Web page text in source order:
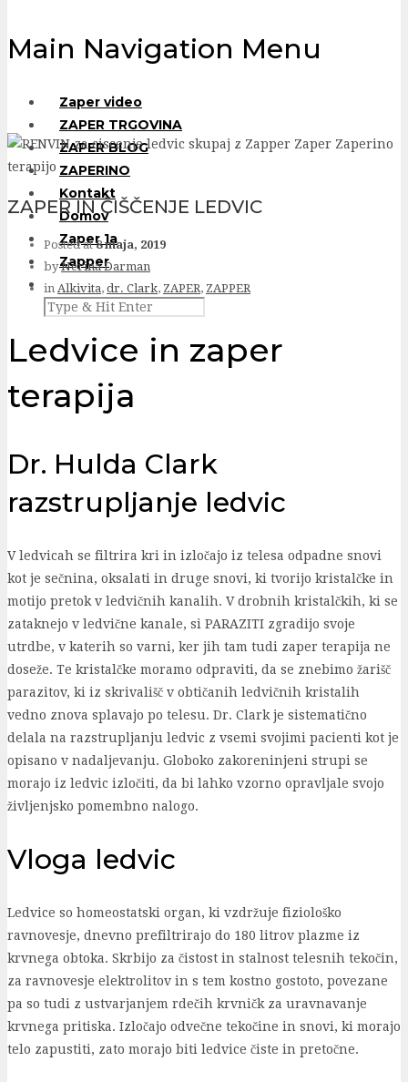
Main Navigation Menu
Zaper video
ZAPER TRGOVINA
ZAPER BLOG
ZAPERINO
Kontakt
Domov
Zaper 1a
Zapper
ZAPER IN ČIŠČENJE LEDVIC
Posted at8 maja, 2019
byNerina Darman
in Alkivita, dr. Clark, ZAPER, ZAPPER
Ledvice in zaper
terapija
Dr. Hulda Clark
razstrupljanje ledvic
V ledvicah se filtrira kri in izločajo iz telesa odpadne snovi
kot je sečnina, oksalati in druge snovi, ki tvorijo kristalčke in
motijo pretok v ledvičnih kanalih. V drobnih kristalčkih, ki se
zataknejo v ledvične kanale, si PARAZITI zgradijo svoje
utrdbe, v katerih so varni, ker jih tam tudi zaper terapija ne
doseže. Te kristalčke moramo odpraviti, da se znebimo žarišč
parazitov, ki iz skrivališč v obtičanih ledvičnih kristalih
vedno znova splavajo po telesu. Dr. Clark je sistematično
delala na razstrupljanju ledvic z vsemi svojimi pacienti kot je
opisano v nadaljevanju. Globoko zakoreninjeni strupi se
morajo iz ledvic izločiti, da bi lahko vzorno opravljale svojo
življenjsko pomembno nalogo.
Vloga ledvic
Ledvice so homeostatski organ, ki vzdržuje fiziološko
ravnovesje, dnevno prefiltrirajo do 180 litrov plazme iz
krvnega obtoka. Skrbijo za čistost in stalnost telesnih tekočin,
za ravnovesje elektrolitov in s tem kostno gostoto, povezane
pa so tudi z ustvarjanjem rdečih krvničk za uravnavanje
krvnega pritiska. Izločajo odvečne tekočine in snovi, ki morajo
telo zapustiti, zato morajo biti ledvice čiste in pretočne.